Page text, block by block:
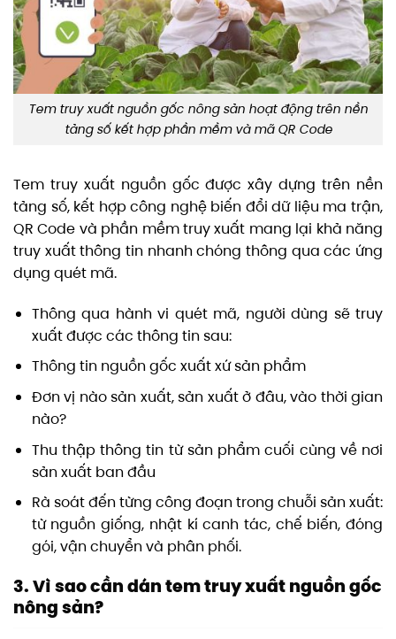
Tem truy xuất nguồn gốc nông sản hoạt động trên nền
tảng số kết hợp phần mềm và mã QR Code
Tem truy xuất nguồn gốc được xây dựng trên nền
tảng số, kết hợp công nghệ biến đổi dữ liệu ma trận,
QR Code và phần mềm truy xuất mang lại khả năng
truy xuất thông tin nhanh chóng thông qua các ứng
dụng quét mã.
Thông qua hành vi quét mã, người dùng sẽ truy
xuất được các thông tin sau:
Thông tin nguồn gốc xuất xứ sản phẩm
Đơn vị nào sản xuất, sản xuất ở đâu, vào thời gian
nào?
Thu thập thông tin từ sản phẩm cuối cùng về nơi
sản xuất ban đầu
Rà soát đến từng công đoạn trong chuỗi sản xuất:
từ nguồn giống, nhật kí canh tác, chế biến, đóng
gói, vận chuyển và phân phối.
3. Vì sao cần dán tem truy xuất nguồn gốc
nông sản?